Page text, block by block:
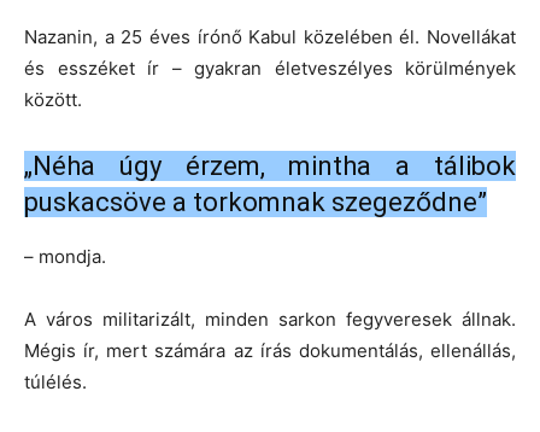
Nazanin, a 25 éves írónő Kabul közelében él. Novellákat
és esszéket ír – gyakran életveszélyes körülmények
között.
„Néha úgy érzem, mintha a tálibok
puskacsöve a torkomnak szegeződne”
– mondja.
A város militarizált, minden sarkon fegyveresek állnak.
Mégis ír, mert számára az írás dokumentálás, ellenállás,
túlélés.